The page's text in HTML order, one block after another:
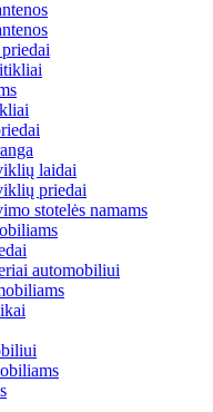
laidai
priedai
stotelės namams
automobiliui